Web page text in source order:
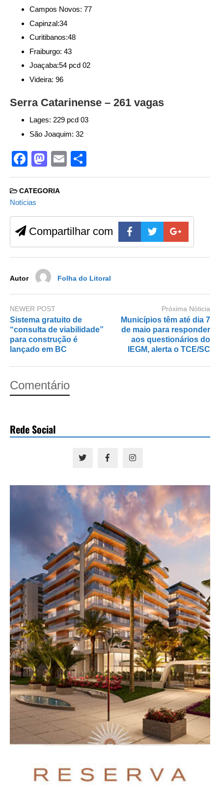
Campos Novos: 77
Capinzal:34
Curitibanos:48
Fraiburgo: 43
Joaçaba:54 pcd 02
Videira: 96
Serra Catarinense – 261 vagas
Lages: 229 pcd 03
São Joaquim: 32
F
a
c
e
b
o
o
M
a
st
d
o
n
E
m h
CATEGORIA
Notícias
Compartilhar com
Autor Folha do Litoral
NEWER POST
Sistema gratuito de
“consulta de viabilidade”
para construção é
lançado em BC
Próxima Nóticia
Municípios têm até dia 7
de maio para responder
aos questionários do
IEGM, alerta o TCE/SC
Comentário
Rede Social